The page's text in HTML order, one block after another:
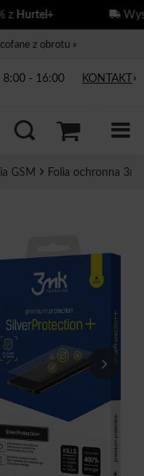
Hurtel+
z obrotu »
8:00 - 16:00 KONTAKT
GSM Folia ochronna